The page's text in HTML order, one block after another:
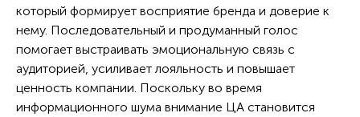
который формирует восприятие бренда и доверие к
нему. Последовательный и продуманный голос
помогает выстраивать эмоциональную связь с
аудиторией, усиливает лояльность и повышает
ценность компании. Поскольку во время
информационного шума внимание ЦА становится